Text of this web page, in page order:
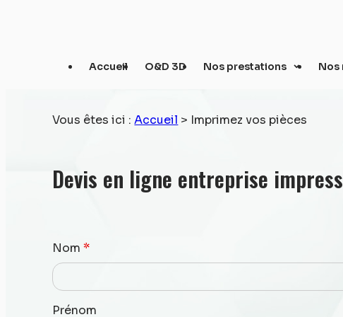
Accueil O&D 3D Nos prestations Nos
Vous êtes ici :Accueil > Imprimez vos pièces
Devis en ligne entreprise
Nom*
Prénom